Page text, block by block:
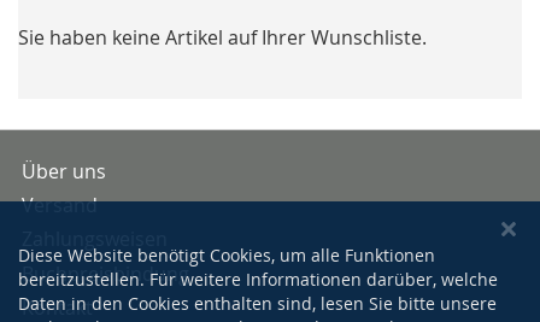
Sie haben keine Artikel auf Ihrer Wunschliste.
Über uns
Versand
Buchpreisbindung
Kontakt
Diese Website benötigt Cookies, um alle Funktionen
bereitzustellen. Für weitere Informationen darüber, welche
Daten in den Cookies enthalten sind, lesen Sie bitte unsere